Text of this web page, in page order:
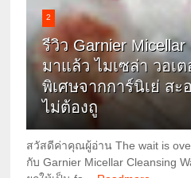
2
รีวิว Garnier
มาแล้ว ไมเซล่า วอเ
พิเศษจากการ์นิเย่ ส
ไม่ต้องถู
สวัสดีค่าคุณผู้อ่าน The wait is
กับ Garnier Micellar Cleansing